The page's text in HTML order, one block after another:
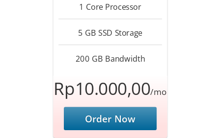
1 CoreProcessor
5 GB SSD Storage
200 GB Bandwidth
Rp10.000,00/mo
Order Now